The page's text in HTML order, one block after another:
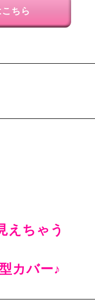
ちら
えちゃう
カバー♪